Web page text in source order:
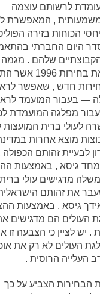
לרשותם עוצמה
משמעותית , המאפשרת
הכוחות בזירה
היום החברתי
שלהם . מגמה
תאוצה לקראת בחירות
חדש , שאפשר
— בעבור המועמד
מפלגה המועמדת
לעולי ברית
מוצא אחרות
לבעיית זהותם
מחד גיסא , באמצעות
מדגישים עולי ברית
את זהותם
גיסא , באמצעות
העולים הם מדגישים
. יש לציין כי הצבעה זו
העולים לא רק את
העלייה הרוסית .
הבחירות הצביע על כך